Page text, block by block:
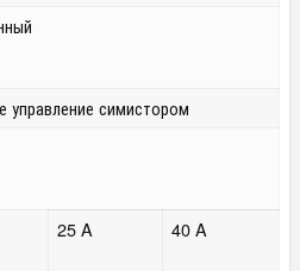
управление симистором
25 A 40 A